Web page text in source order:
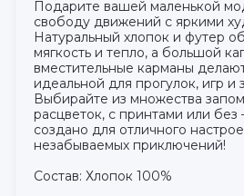
Подарите вашей маленькой
свободу движений с яркими
Натуральный хлопок и футер
мягкость и тепло, а большой
вместительные карманы
идеальной для прогулок, игр и
Выбирайте из множества
расцветок, с принтами или без
создано для отличного
незабываемых приключений!
Состав: Хлопок 100%